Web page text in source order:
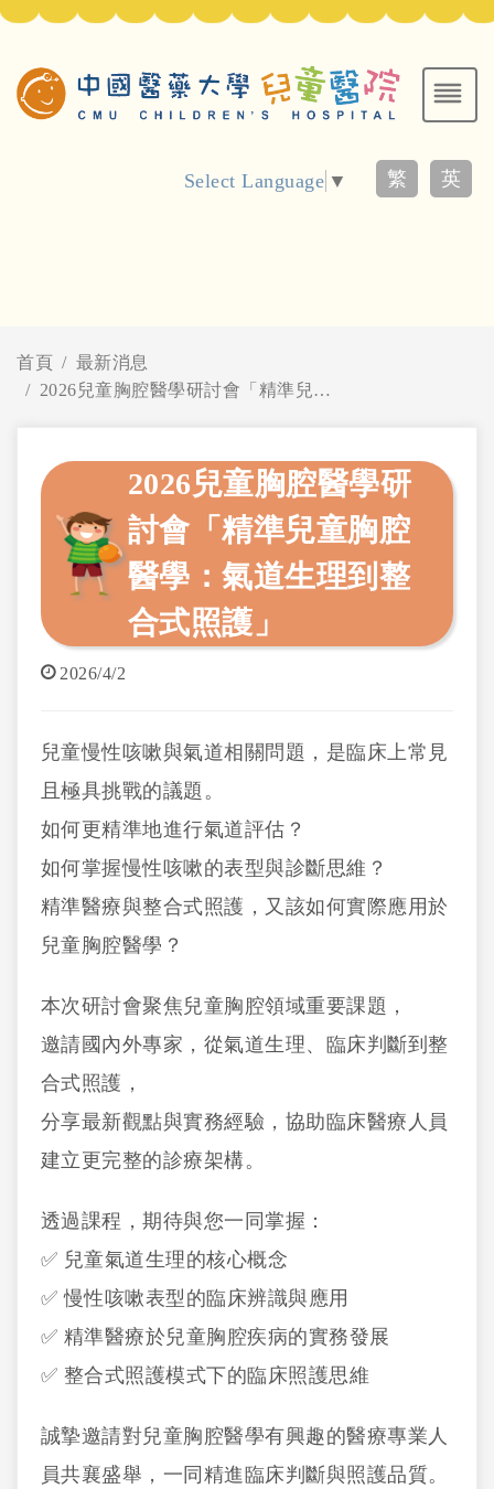
Select Language ▼ 繁 英
首頁
最新消息
2026兒童胸腔醫學研討會「精準兒童胸腔醫學：氣道生理到整合式照護」
2026兒童胸腔醫學研
討會「精準兒童胸腔
醫學：氣道生理到整
合式照護」
2026/4/2
兒童慢性咳嗽與氣道相關問題，是臨床上常見
且極具挑戰的議題。
如何更精準地進行氣道評估？
如何掌握慢性咳嗽的表型與診斷思維？
精準醫療與整合式照護，又該如何實際應用於
兒童胸腔醫學？
本次研討會聚焦兒童胸腔領域重要課題，
邀請國內外專家，從氣道生理、臨床判斷到整
合式照護，
分享最新觀點與實務經驗，協助臨床醫療人員
建立更完整的診療架構。
透過課程，期待與您一同掌握：
✅ 兒童氣道生理的核心概念
✅ 慢性咳嗽表型的臨床辨識與應用
✅ 精準醫療於兒童胸腔疾病的實務發展
✅ 整合式照護模式下的臨床照護思維
誠摯邀請對兒童胸腔醫學有興趣的醫療專業人
員共襄盛舉，一同精進臨床判斷與照護品質。